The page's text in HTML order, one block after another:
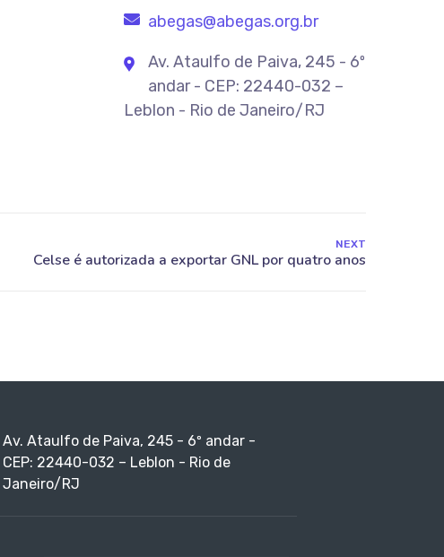
abegas@abegas.org.br
Av. Ataulfo de Paiva, 245 - 6º
andar - CEP: 22440-032 –
Leblon - Rio de Janeiro/RJ
NEXT
Av. Ataulfo de Paiva, 245 - 6º andar -
CEP: 22440-032 – Leblon - Rio de
Janeiro/RJ